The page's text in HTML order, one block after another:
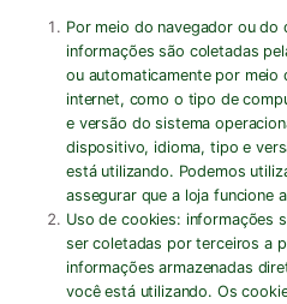
Por meio do navegador ou do
informações são coletadas
ou automaticamente por
internet, como o tipo de
e versão do sistema
dispositivo, idioma, tipo e
está utilizando. Podemos
assegurar que a loja funcione
Uso de cookies: informações
ser coletadas por terceiros a
informações armazenadas
você está utilizando. Os